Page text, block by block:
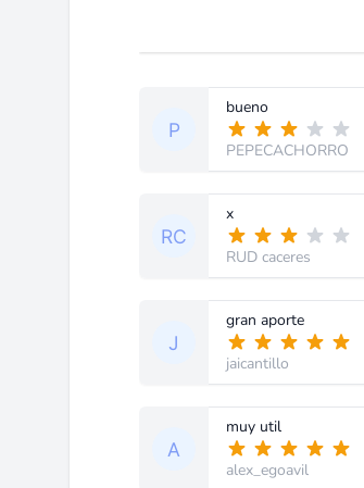
bueno
PEPECACHORRO
x
RUD caceres
gran aporte
jaicantillo
muy util
alex_egoavil